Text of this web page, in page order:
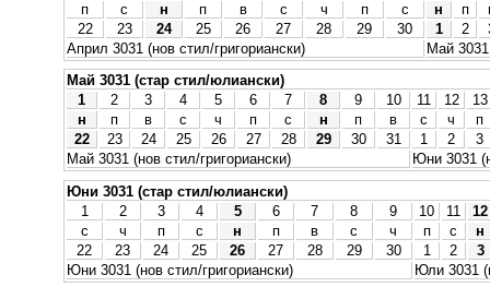
п
с н п в с ч п с н п
22
23 24 25 26 27 28 29 30 1 2
Април 3031 (нов стил/григориански)
Май 3031
Май 3031 (стар стил/юлиански)
1
2 3 4 5 6 7 8 9 10 11 12
13
н
п в с ч п с н п в с ч
п
22
23 24 25 26 27 28 29 30 31 1 2
3
Май 3031 (нов стил/григориански)
Юни 3031
Юни 3031 (стар стил/юлиански)
1
2 3 4 5 6 7 8 9 10 11
12
с
ч п с н п в с ч п с
н
22
23 24 25 26 27 28 29 30 1 2
3
Юни 3031 (нов стил/григориански)
Юли 3031